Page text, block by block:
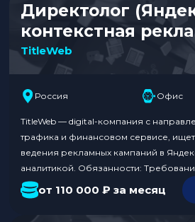
Директолог
контекстная
TitleWeb
Россия Офис
TitleWeb — digital-компания с
трафика и финансовом сервисе,
ведения рекламных кампаний в
аналитикой. Обязанности:
Условия: Откликнуться по ссылке.В
нашли вакансию на Traffnews. Больше
работе — в нашем разделе Вакансии.
от 110 000 ₽ за месяц